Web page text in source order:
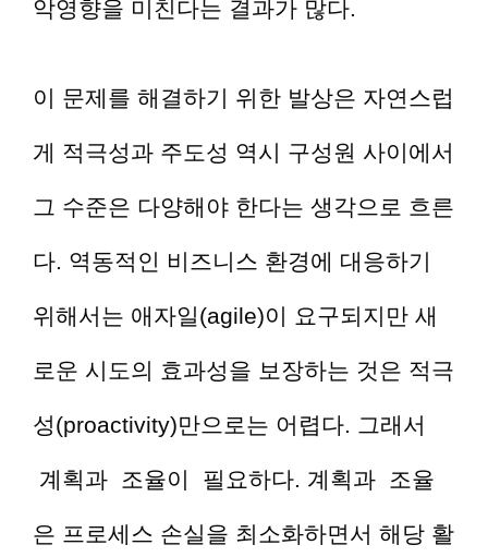
악영향을 미친다는 결과가 많다.
이 문제를 해결하기 위한 발상은 자연스럽
게 적극성과 주도성 역시 구성원 사이에서
그 수준은 다양해야 한다는 생각으로 흐른
다. 역동적인 비즈니스 환경에 대응하기
위해서는 애자일(agile)이 요구되지만 새
로운 시도의 효과성을 보장하는 것은 적극
성(proactivity)만으로는 어렵다. 그래서
계획과 조율이 필요하다. 계획과 조율
은 프로세스 손실을 최소화하면서 해당 활